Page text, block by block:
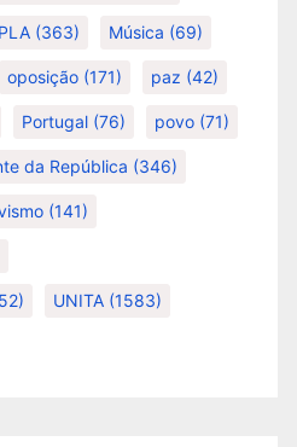
(363) Música (69)
oposição (171) paz (42)
Portugal (76) povo (71)
da República (346)
(141)
UNITA (1583)